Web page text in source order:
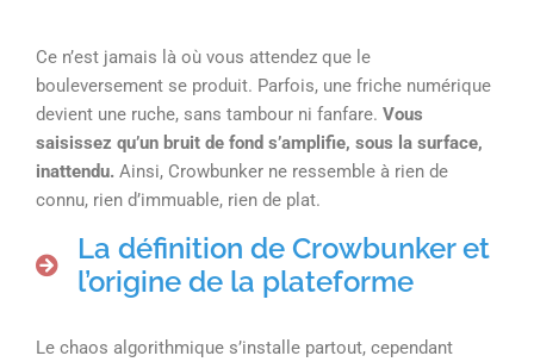
Ce n’est jamais là où vous attendez que le
bouleversement se produit. Parfois, une friche numérique
devient une ruche, sans tambour ni fanfare. Vous
saisissez qu’un bruit de fond s’amplifie, sous la surface,
inattendu. Ainsi, Crowbunker ne ressemble à rien de
connu, rien d’immuable, rien de plat.
La définition de Crowbunker et
l’origine de la plateforme
Le chaos algorithmique s’installe partout, cependant